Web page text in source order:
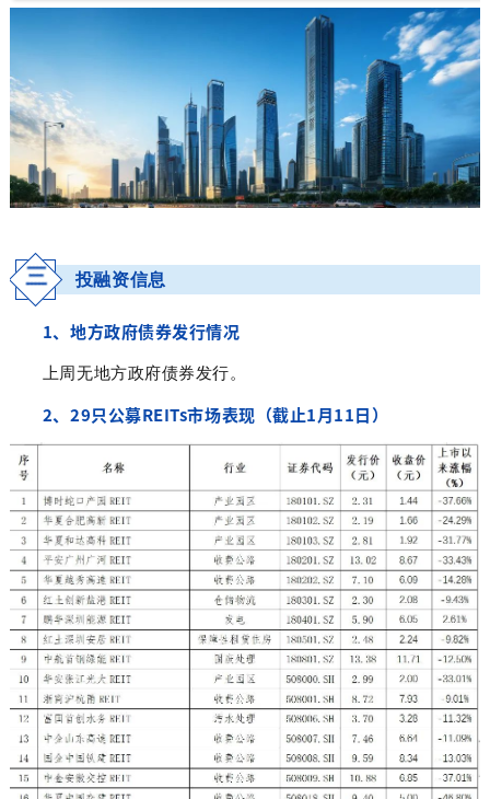
三 投融资信息
1、地方政府债券发行情况
上周无地方政府债券发行。
2、29只公募REITs市场表现（截止1月11日）